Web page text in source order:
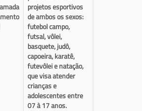
projetos esportivos
de ambos os sexos:
futebol campo,
futsal, vôlei,
basquete, judô,
capoeira, karatê,
futevôlei e natação,
que visa atender
crianças e
adolescentes entre
07 à 17 anos.